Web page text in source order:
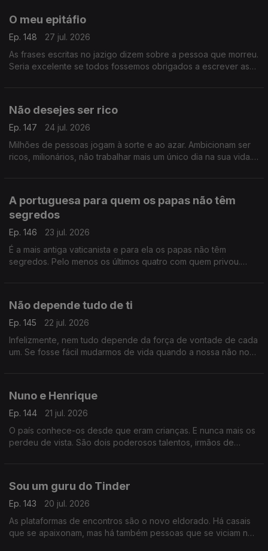
O meu epitáfio
Ep. 148
27 jul. 2026
As frases escritas no jazigo dizem sobre a pessoa que morreu.
Seria excelente se todos fossemos obrigados a escrever as
Não desejes ser rico
Ep. 147
24 jul. 2026
Milhões de pessoas jogam à sorte e ao azar. Ambicionam ser
ricos, milionários, não trabalhar mais um único dia na sua vida.
A portuguesa para quem os papas não têm
segredos
Ep. 146
23 jul. 2026
É a mais antiga vaticanista e para ela os papas não têm
segredos. Pelo menos os últimos quatro com quem privou.
Não depende tudo de ti
Ep. 145
22 jul. 2026
Infelizmente, nem tudo depende da força de vontade de cada
um. Se fosse fácil mudarmos de vida quando a nossa não nos
Nuno e Henrique
Ep. 144
21 jul. 2026
O país conhece-os desde que eram crianças. E nunca mais os
perdeu de vista. São dois poderosos talentos, irmãos de
Sou um guru do Tinder
Ep. 143
20 jul. 2026
As plataformas de encontros são o novo eldorado. Há casais
que se apaixonam, mas há também pessoas que se viciam no